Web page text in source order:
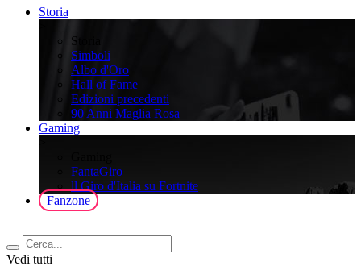
Storia
Storia
Simboli
Albo d'Oro
Hall of Fame
Edizioni precedenti
90 Anni Maglia Rosa
Gaming
FantaGiro
ll Giro d'Italia su Fortnite
Fanzone
Vedi tutti